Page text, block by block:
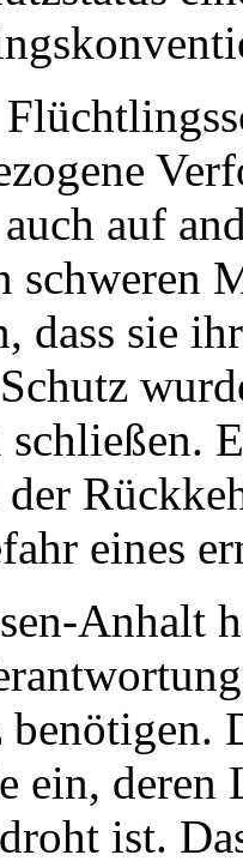
auf
dass sie
schließen.
eines
Anhalt
benötigen.
ein,
ist.